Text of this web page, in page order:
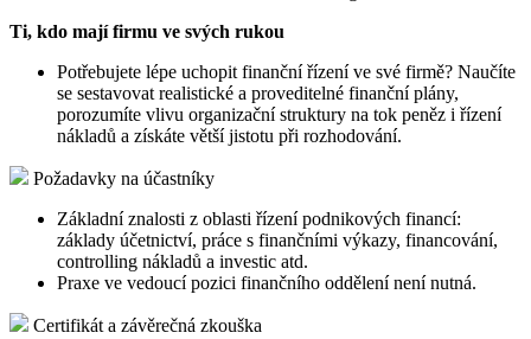
Ti, kdo mají firmu ve svých rukou
Potřebujete lépe uchopit finanční řízení ve své firmě? Naučíte
se sestavovat realistické a proveditelné finanční plány,
porozumíte vlivu organizační struktury na tok peněz i řízení
nákladů a získáte větší jistotu při rozhodování.
Požadavky na účastníky
Základní znalosti z oblasti řízení podnikových financí:
základy účetnictví, práce s finančními výkazy, financování,
controlling nákladů a investic atd.
Praxe ve vedoucí pozici finančního oddělení není nutná.
Certifikát a závěrečná zkouška